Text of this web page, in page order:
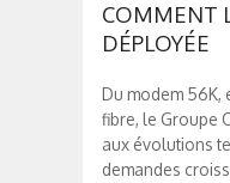
COMMENT
DÉPLOYÉE
Du modem 56K,
fibre, le Groupe
aux évolutions
demandes